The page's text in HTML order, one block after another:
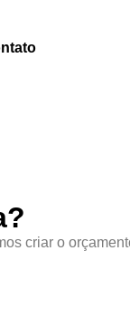
criar o